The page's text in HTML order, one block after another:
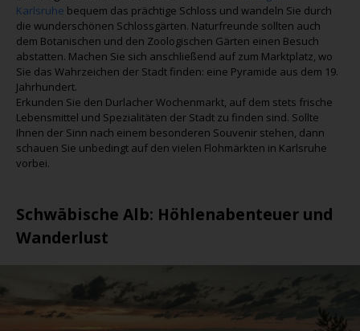
Karlsruhe bequem das prächtige Schloss und wandeln Sie durch
die wunderschönen Schlossgärten. Naturfreunde sollten auch
dem Botanischen und den Zoologischen Gärten einen Besuch
abstatten. Machen Sie sich anschließend auf zum Marktplatz, wo
Sie das Wahrzeichen der Stadt finden: eine Pyramide aus dem 19.
Jahrhundert.
Erkunden Sie den Durlacher Wochenmarkt, auf dem stets frische
Lebensmittel und Spezialitäten der Stadt zu finden sind. Sollte
Ihnen der Sinn nach einem besonderen Souvenir stehen, dann
schauen Sie unbedingt auf den vielen Flohmärkten in Karlsruhe
vorbei.
Schwäbische Alb: Höhlenabenteuer und
Wanderlust